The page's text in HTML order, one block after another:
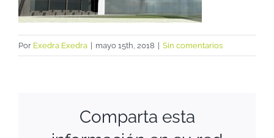
Por Exedra Exedra mayo 15th, 2018 Sin comentarios
Comparta esta